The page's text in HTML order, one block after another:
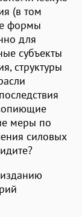
(в том
формы
для
субъекты
структуры
меры по
силовых